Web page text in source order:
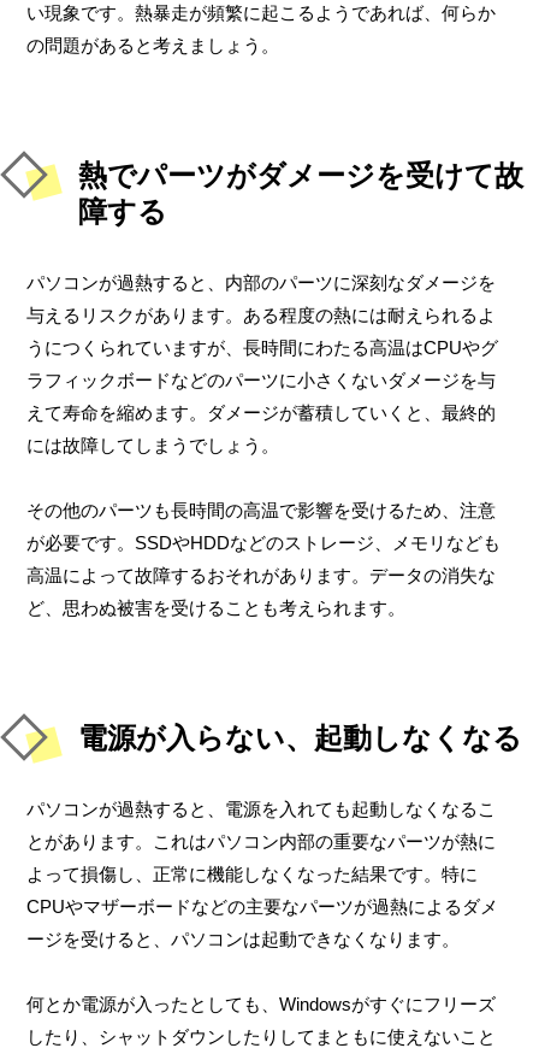
い現象です。熱暴走が頻繁に起こるようであれば、何らか
の問題があると考えましょう。
熱でパーツがダメージを受けて故
障する
パソコンが過熱すると、内部のパーツに深刻なダメージを
与えるリスクがあります。ある程度の熱には耐えられるよ
うにつくられていますが、長時間にわたる高温はCPUやグ
ラフィックボードなどのパーツに小さくないダメージを与
えて寿命を縮めます。ダメージが蓄積していくと、最終的
には故障してしまうでしょう。
その他のパーツも長時間の高温で影響を受けるため、注意
が必要です。SSDやHDDなどのストレージ、メモリなども
高温によって故障するおそれがあります。データの消失な
ど、思わぬ被害を受けることも考えられます。
電源が入らない、起動しなくなる
パソコンが過熱すると、電源を入れても起動しなくなるこ
とがあります。これはパソコン内部の重要なパーツが熱に
よって損傷し、正常に機能しなくなった結果です。特に
CPUやマザーボードなどの主要なパーツが過熱によるダメ
ージを受けると、パソコンは起動できなくなります。
何とか電源が入ったとしても、Windowsがすぐにフリーズ
したり、シャットダウンしたりしてまともに使えないこと